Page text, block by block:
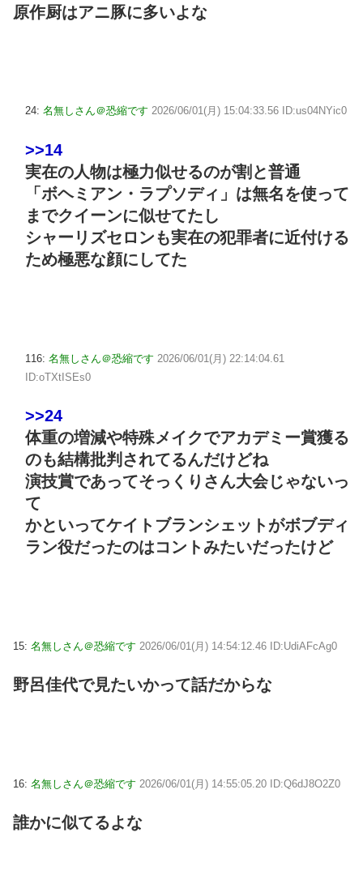
原作厨はアニ豚に多いよな
24: 名無しさん＠恐縮です 2026/06/01(月) 15:04:33.56 ID:us04NYic0
>>14
実在の人物は極力似せるのが割と普通
「ボヘミアン・ラプソディ」は無名を使って
までクイーンに似せてたし
シャーリズセロンも実在の犯罪者に近付ける
ため極悪な顔にしてた
116: 名無しさん＠恐縮です 2026/06/01(月) 22:14:04.61
ID:oTXtISEs0
>>24
体重の増減や特殊メイクでアカデミー賞獲る
のも結構批判されてるんだけどね
演技賞であってそっくりさん大会じゃないっ
て
かといってケイトブランシェットがボブディ
ラン役だったのはコントみたいだったけど
15: 名無しさん＠恐縮です 2026/06/01(月) 14:54:12.46 ID:UdiAFcAg0
野呂佳代で見たいかって話だからな
16: 名無しさん＠恐縮です 2026/06/01(月) 14:55:05.20 ID:Q6dJ8O2Z0
誰かに似てるよな